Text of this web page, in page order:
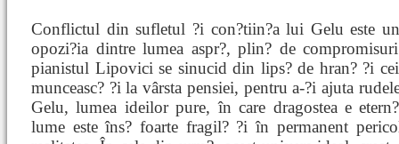
Conflictul din sufletul ?i con?tiin?a lui Gelu este
opozi?ia dintre lumea aspr?, plin? de
pianistul Lipovici se sinucid din lips? de hran? ?i
munceasc? ?i la vârsta pensiei, pentru a-?i ajuta
Gelu, lumea ideilor pure, în care dragostea e
lume este îns? foarte fragil? ?i în permanent